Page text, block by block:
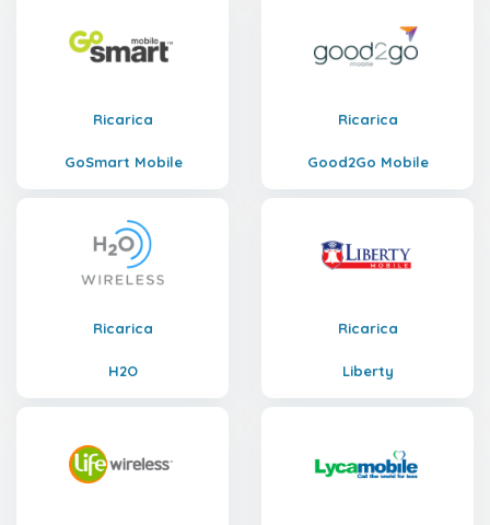
Ricarica
GoSmart Mobile
Ricarica
Good2Go Mobile
Ricarica
H2O
Ricarica
Liberty